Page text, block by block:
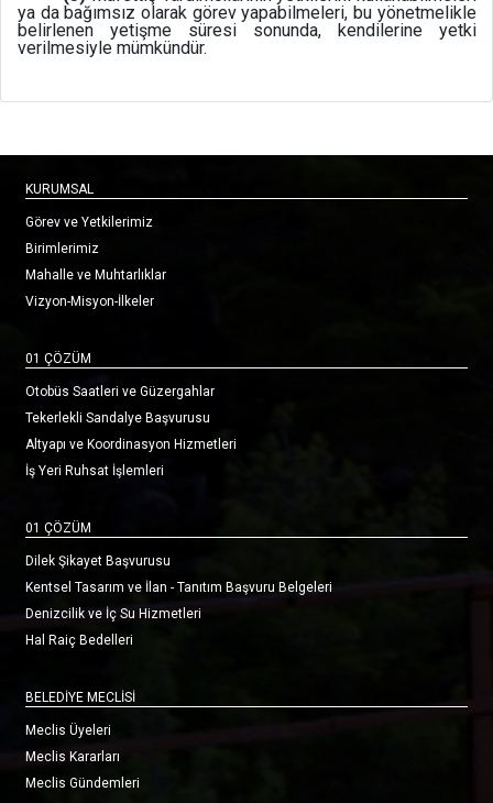
ya da bağımsız olarak görev yapabilmeleri, bu yönetmelikle
belirlenen yetişme süresi sonunda, kendilerine yetki
verilmesiyle mümkündür.
KURUMSAL
Görev ve Yetkilerimiz
Birimlerimiz
Mahalle ve Muhtarlıklar
Vizyon-Misyon-İlkeler
01 ÇÖZÜM
Otobüs Saatleri ve Güzergahlar
Tekerlekli Sandalye Başvurusu
Altyapı ve Koordinasyon Hizmetleri
İş Yeri Ruhsat İşlemleri
01 ÇÖZÜM
Dilek Şikayet Başvurusu
Kentsel Tasarım ve İlan - Tanıtım Başvuru Belgeleri
Denizcilik ve İç Su Hizmetleri
Hal Raiç Bedelleri
BELEDİYE MECLİSİ
Meclis Üyeleri
Meclis Kararları
Meclis Gündemleri